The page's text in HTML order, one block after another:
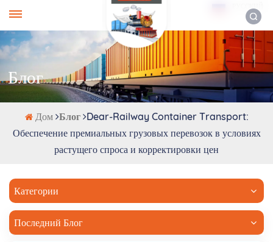
Блог
Дом Блог Dear-Railway Container Transport:
Обеспечение премиальных грузовых перевозок в условиях
растущего спроса и корректировки цен
Категории
Последний Блог